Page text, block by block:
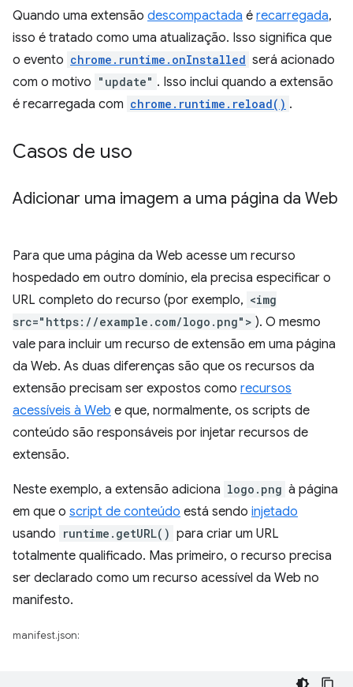
Quando uma extensão descompactada é recarregada,
isso é tratado como uma atualização. Isso significa que
o evento chrome.runtime.onInstalled será acionado
com o motivo "update" . Isso inclui quando a extensão
é recarregada com chrome.runtime.reload() .
Casos de uso
Adicionar uma imagem a uma página da Web
Para que uma página da Web acesse um recurso
hospedado em outro domínio, ela precisa especificar o
URL completo do recurso (por exemplo, <img
src="https://example.com/logo.png"> ). O mesmo
vale para incluir um recurso de extensão em uma página
da Web. As duas diferenças são que os recursos da
extensão precisam ser expostos como recursos
acessíveis à Web e que, normalmente, os scripts de
conteúdo são responsáveis por injetar recursos de
extensão.
Neste exemplo, a extensão adiciona logo.png à página
em que o script de conteúdo está sendo injetado
usando runtime.getURL() para criar um URL
totalmente qualificado. Mas primeiro, o recurso precisa
ser declarado como um recurso acessível da Web no
manifesto.
manifest.json: